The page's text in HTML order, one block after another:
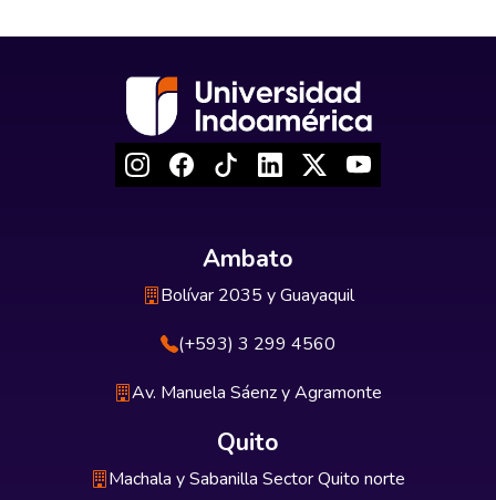
Ambato
Bolívar 2035 y Guayaquil
(+593) 3 299 4560
Av. Manuela Sáenz y Agramonte
Quito
Machala y Sabanilla Sector Quito norte